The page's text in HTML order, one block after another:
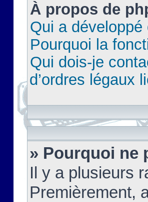
À propos de
Qui a
Pourquoi la
Qui dois-je
d’ordres légaux
» Pourquoi ne
Il y a plusieurs
Premièrement,